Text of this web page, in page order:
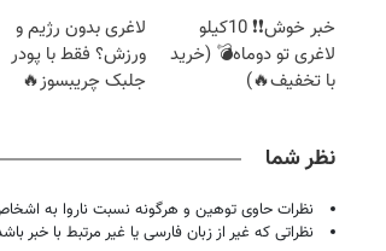
خبر خوش❗❗ 10کیلو
لاغری تو دوماه💣 (خرید
با تخفیف🔥)
لاغری بدون رژیم و
ورزش؟ فقط با پودر
جلبک چریبسوز🔥
نظر شما
نظرات حاوی توهین و هرگونه نسبت ناروا به
نظراتی که غیر از زبان فارسی یا غیر مرتبط با خبر